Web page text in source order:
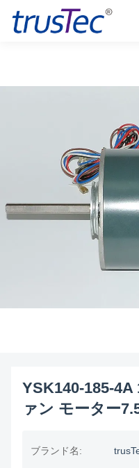
YSK140-185-4A
ァン モーター
ブランド名: